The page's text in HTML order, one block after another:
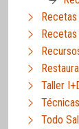
Taller
Todo